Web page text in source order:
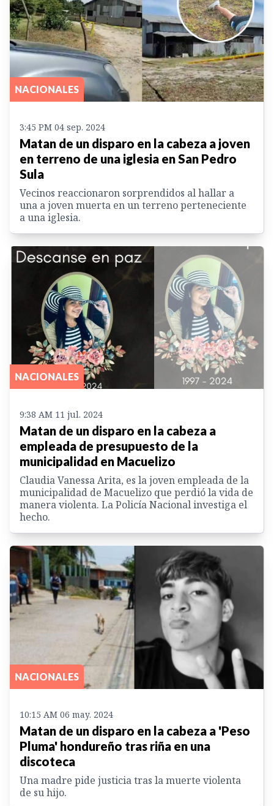
NACIONALES
3:45 PM 04 sep. 2024
Matan de un disparo en la cabeza a joven
en terreno de una iglesia en San Pedro
Sula
Vecinos reaccionaron sorprendidos al hallar a
una a joven muerta en un terreno perteneciente
a una iglesia.
NACIONALES
9:38 AM 11 jul. 2024
Matan de un disparo en la cabeza a
empleada de presupuesto de la
municipalidad en Macuelizo
Claudia Vanessa Arita, es la joven empleada de la
municipalidad de Macuelizo que perdió la vida de
manera violenta. La Policía Nacional investiga el
hecho.
NACIONALES
10:15 AM 06 may. 2024
Matan de un disparo en la cabeza a 'Peso
Pluma' hondureño tras riña en una
discoteca
Una madre pide justicia tras la muerte violenta
de su hijo.